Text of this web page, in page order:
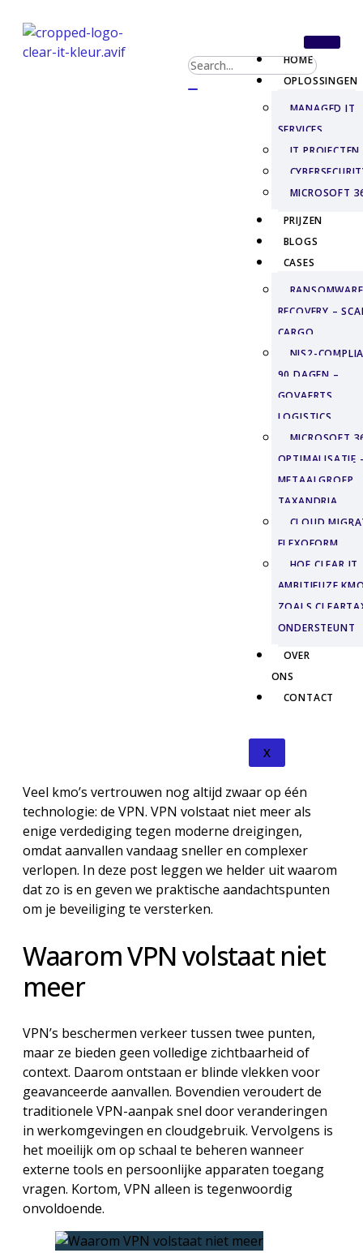
HOME
OPLOSSINGEN
MANAGED IT
SERVICES
IT PROJECTEN
MICROSOFT
PRIJZEN
BLOGS
CASES
RANSOMWARE
RECOVERY –
CARGO
NIS2-
90 DAGEN –
GOVAERTS
LOGISTICS
MICROSOFT
OPTIMALISATIE
METAALGROEP
TAXANDRIA
CLOUD
FLEXOFORM
HOE CLEAR IT
AMBITIEUZE
ZOALS
ONDERSTEUNT
OVER
ONS
CONTACT
X
Veel kmo’s vertrouwen nog altijd zwaar op één
technologie: de VPN. VPN volstaat niet meer als
enige verdediging tegen moderne dreigingen,
omdat aanvallen vandaag sneller en complexer
verlopen. In deze post leggen we helder uit waarom
dat zo is en geven we praktische aandachtspunten
om je beveiliging te versterken.
Waarom VPN volstaat niet
meer
VPN’s beschermen verkeer tussen twee punten,
maar ze bieden geen volledige zichtbaarheid of
context. Daarom ontstaan er blinde vlekken voor
geavanceerde aanvallen. Bovendien veroudert de
traditionele VPN-aanpak snel door veranderingen
in werkomgevingen en cloudgebruik. Vervolgens is
het moeilijk om op schaal te beheren wanneer
externe tools en persoonlijke apparaten toegang
vragen. Kortom, VPN alleen is tegenwoordig
onvoldoende.